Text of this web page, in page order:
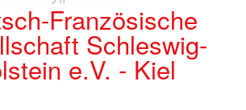
Französische
Schleswig-
e.V. - Kiel